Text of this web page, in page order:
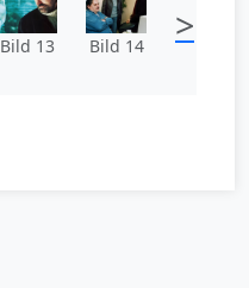
Bild 13 Bild 14 >